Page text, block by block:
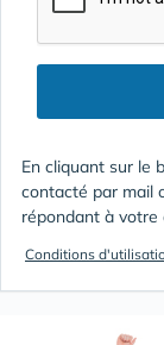
En cliquant sur le
contacté par mail
répondant à votre
Conditions